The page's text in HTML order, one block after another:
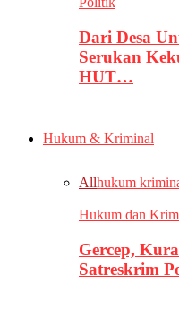
Dari Desa
Serukan
HUT…
Hukum & Kriminal
Allhukum
Hukum dan
Gercep,
Satreskrim